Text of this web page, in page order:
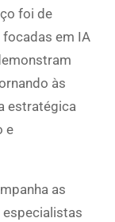
foi de
focadas em IA
às
estratégica
e
as